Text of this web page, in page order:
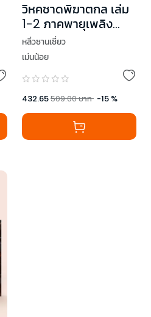
วิหคชาดพิฆาตกล เล่ม
1-2 ภาคพายุเพลิง
ผลาญ
หลิ่วซานเซี่ยว
เม่นน้อย
432.65509.00บาท -15 %